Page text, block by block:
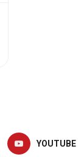
YOUTUBE